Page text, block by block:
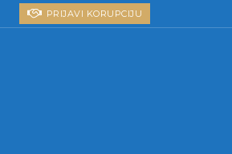
PRIJAVI KORUPCIJU